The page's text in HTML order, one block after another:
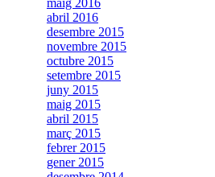
maig 2016
abril 2016
desembre 2015
novembre 2015
octubre 2015
setembre 2015
juny 2015
maig 2015
abril 2015
març 2015
febrer 2015
gener 2015